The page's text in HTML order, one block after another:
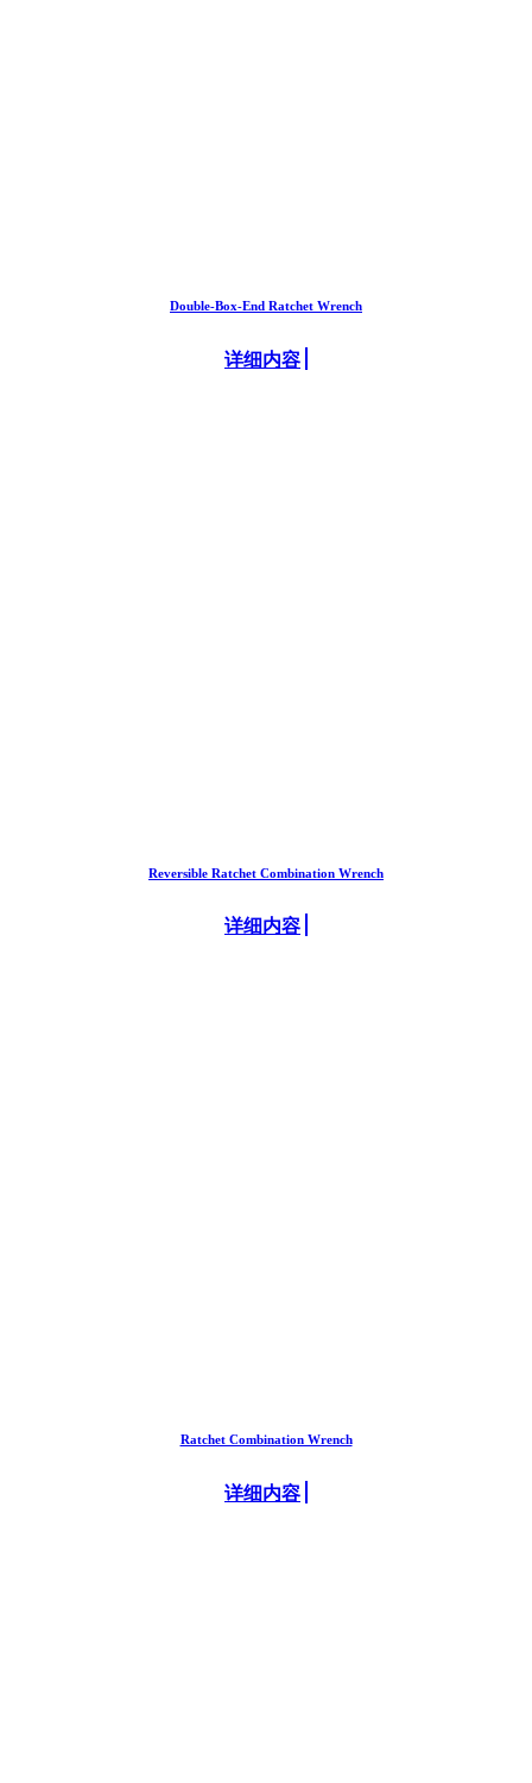
Double-Box-End Ratchet Wrench
详细内容
Reversible Ratchet Combination Wrench
详细内容
Ratchet Combination Wrench
详细内容